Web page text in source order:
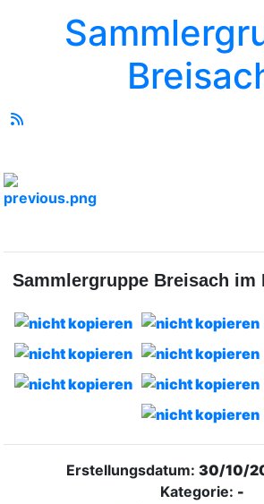
Sammlergruppe Breisach im
Erstellungsdatum: 30/10/
Kategorie: -